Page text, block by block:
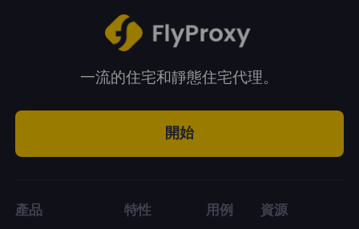
一流的住宅和靜態住宅代理。
開始
產品 特性 用例 資源